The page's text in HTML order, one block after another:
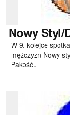
NowyStyl/
W 9. kolejce
mężczyzn Nowy
Pakość..